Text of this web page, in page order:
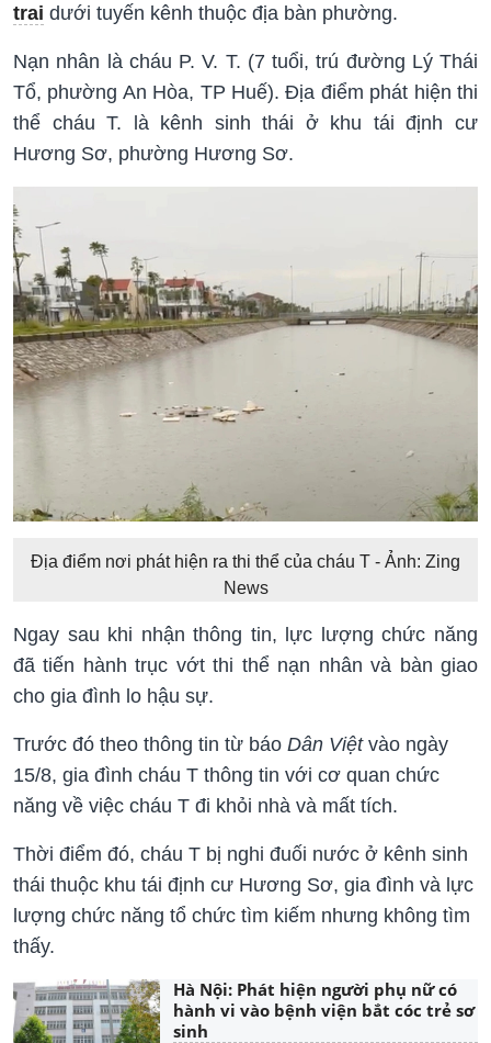
trai dưới tuyến kênh thuộc địa bàn phường.
Nạn nhân là cháu P. V. T. (7 tuổi, trú đường Lý Thái
Tổ, phường An Hòa, TP Huế). Địa điểm phát hiện thi
thể cháu T. là kênh sinh thái ở khu tái định cư
Hương Sơ, phường Hương Sơ.
Địa điểm nơi phát hiện ra thi thể của cháu T - Ảnh: Zing
News
Ngay sau khi nhận thông tin, lực lượng chức năng
đã tiến hành trục vớt thi thể nạn nhân và bàn giao
cho gia đình lo hậu sự.
Trước đó theo thông tin từ báo Dân Việtvào ngày
15/8, gia đình cháu T thông tin với cơ quan chức
năng về việc cháu T đi khỏi nhà và mất tích.
Thời điểm đó, cháu T bị nghi đuối nước ở kênh sinh
thái thuộc khu tái định cư Hương Sơ, gia đình và lực
lượng chức năng tổ chức tìm kiếm nhưng không tìm
thấy.
Hà Nội: Phát hiện người phụ nữ có
hành vi vào bệnh viện bắt cóc trẻ sơ
sinh